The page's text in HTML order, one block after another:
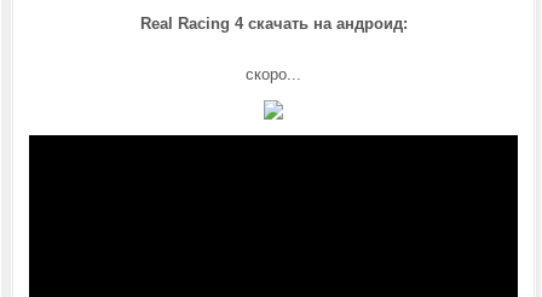
Real Racing 4 скачать на андроид:
скоро...